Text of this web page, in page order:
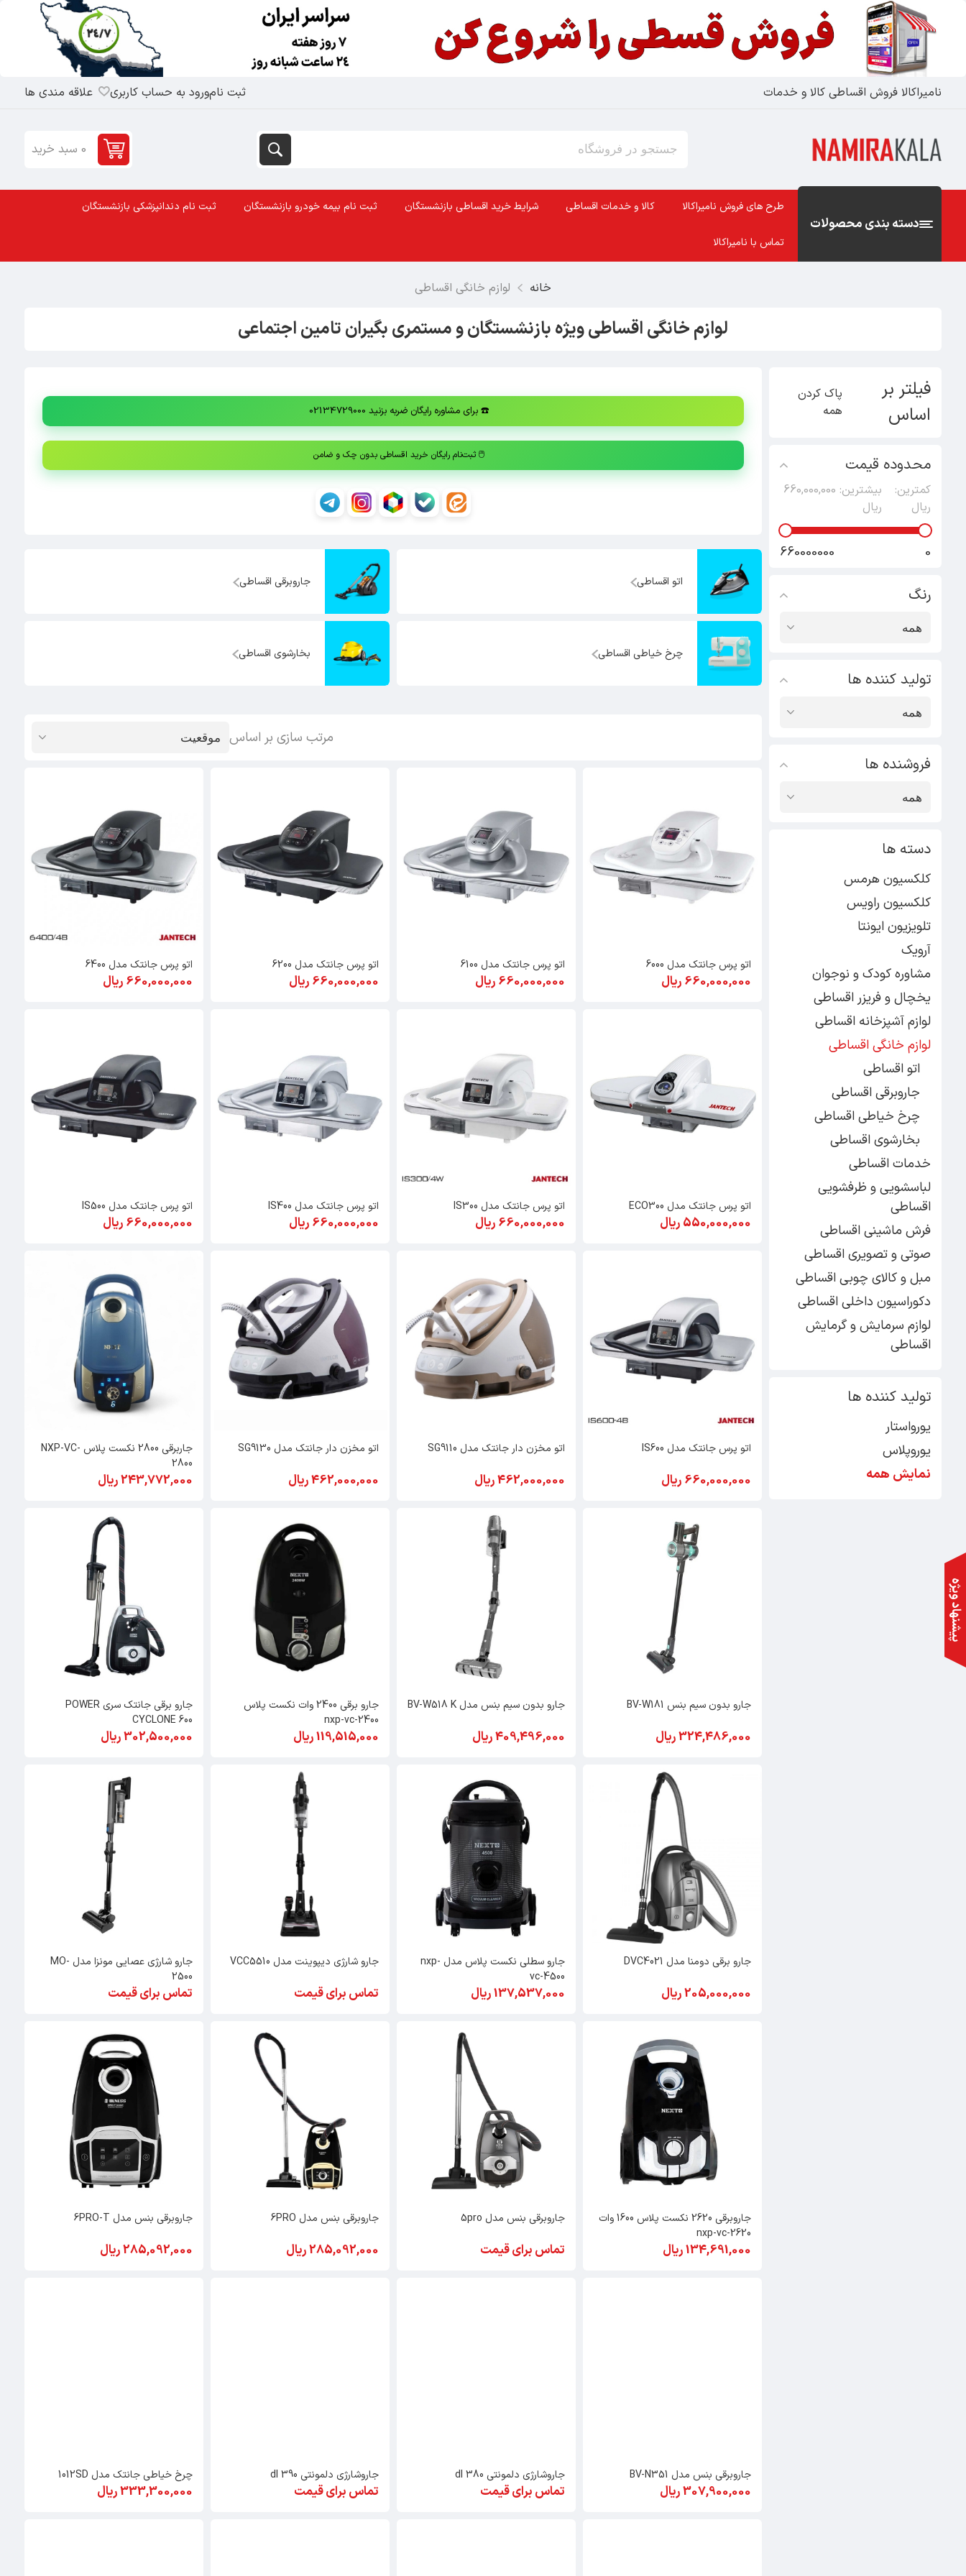
نامیراکالا فروش اقساطی کالا و خدمات ثبت نامورود به حساب کاربری علاقه مندی ها
0 سبد خرید
دسته بندی محصولات
طرح های فروش نامیراکالا کالا و خدمات اقساطی شرایط خرید اقساطی بازنشستگان ثبت نام بیمه خودرو بازنشستگان ثبت نام دندانپزشکی بازنشستگان
تماس با نامیراکالا
خانه لوازم خانگی اقساطی
فیلتر بر
اساس
پاک کردن
همه
محدوده قیمت
کمترین:
ریال
بیشترین: 660,000,000
ریال
0
660000000
رنگ
تولید کننده ها
فروشنده ها
دسته ها
کلکسیون هرمس
کلکسیون راویس
تلویزیون ایونتا
آرویک
مشاوره کودک و نوجوان
یخچال و فریزر اقساطی
لوازم آشپزخانه اقساطی
لوازم خانگی اقساطی
اتو اقساطی
جاروبرقی اقساطی
چرخ خیاطی اقساطی
بخارشوی اقساطی
خدمات اقساطی
لباسشویی و ظرفشویی
اقساطی
فرش ماشینی اقساطی
صوتی و تصویری اقساطی
مبل و کالای چوبی اقساطی
دکوراسیون داخلی اقساطی
لوازم سرمایش و گرمایش
اقساطی
تولید کننده ها
یورواستار
یوروپلاس
نمایش همه
لوازم خانگی اقساطی ویژه بازنشستگان و مستمری بگیران تامین اجتماعی
☎️برای مشاوره رایگان ضربه بزنید 02134729000
🖱️ثبت‌نام رایگان خرید اقساطی بدون چک و ضامن
اتو اقساطی جاروبرقی اقساطی
چرخ خیاطی اقساطی بخارشوی اقساطی
مرتب سازی بر اساس
اتو پرس جانتک مدل 6000
660,000,000 ریال
اتو پرس جانتک مدل 6100
660,000,000 ریال
اتو پرس جانتک مدل 6200
660,000,000 ریال
اتو پرس جانتک مدل 6400
660,000,000 ریال
اتو پرس جانتک مدل ECO300
550,000,000 ریال
اتو پرس جانتک مدل IS300
660,000,000 ریال
اتو پرس جانتک مدل IS400
660,000,000 ریال
اتو پرس جانتک مدل IS500
660,000,000 ریال
اتو پرس جانتک مدل IS600
660,000,000 ریال
اتو مخزن دار جانتک مدل SG9110
462,000,000 ریال
اتو مخزن دار جانتک مدل SG9130
462,000,000 ریال
جاربرقی 2800 نکست پلاس NXP-VC-
2800
243,772,000 ریال
جارو بدون سیم بنس BV-W181
324,486,000 ریال
جارو بدون سیم بنس مدل BV-W518 K
409,496,000 ریال
جارو برقی 2400 وات نکست پلاس
nxp-vc-2400
119,515,000 ریال
جارو برقی جانتک سری POWER
CYCLONE 600
302,500,000 ریال
جارو برقی دومنا مدل DVC4021
205,000,000 ریال
جارو سطلی نکست پلاس مدل nxp-
vc-4500
137,537,000 ریال
جارو شارژی دیپوینت مدل VCC5510
تماس برای قیمت
جارو شارژی عصایی مونزا مدل MO-
2500
تماس برای قیمت
جاروبرقی 2620 نکست پلاس 1600 وات
nxp-vc-2620
134,691,000 ریال
جاروبرقی بنس مدل 5pro
تماس برای قیمت
جاروبرقی بنس مدل 6PRO
285,092,000 ریال
جاروبرقی بنس مدل 6PRO-T
285,092,000 ریال
جاروبرقی بنس مدل BV-N351
307,900,000 ریال
جاروشارژی دلمونتی dl 380
تماس برای قیمت
جاروشارژی دلمونتی dl 390
تماس برای قیمت
چرخ خیاطی جانتک مدل 1012SD
333,300,000 ریال
پیشنهاد ویژه